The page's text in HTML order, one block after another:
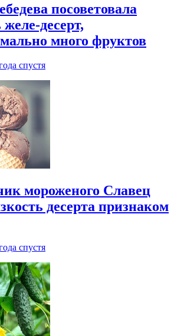
посоветовала
десерт,
много фруктов
спустя
мороженого Славец
десерта признаком
спустя